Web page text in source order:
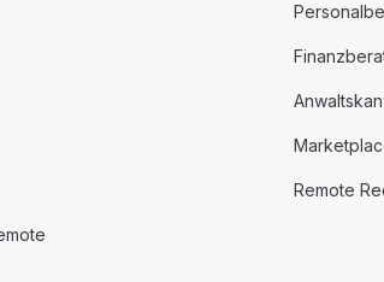
Remote